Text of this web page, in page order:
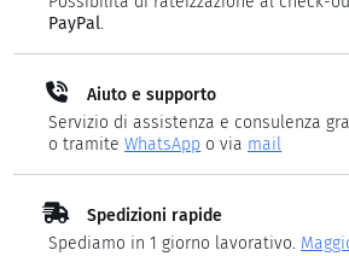
PayPal.
Aiuto e supporto
Servizio di assistenza e consulenza
o tramiteWhatsApp o via mail
Spedizioni rapide
Spediamo in 1 giorno lavorativo.